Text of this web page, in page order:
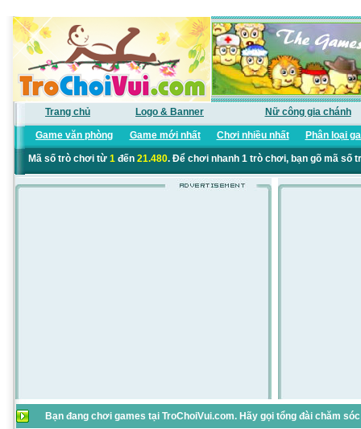
Trang chủ Logo & Banner Nữ công gia chánh
Game văn phòng Game mới nhất Chơi nhiều nhất Phân loại
Mã số trò chơi từ 1đến 21.480. Để chơi nhanh 1 trò chơi, bạn gõ mã số
Bạn đang chơi games tại TroChoiVui.com. Hãy gọi tổng đài chăm